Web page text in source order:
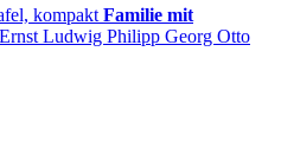
kompakt Familie mit
Ernst Ludwig Philipp Georg Otto